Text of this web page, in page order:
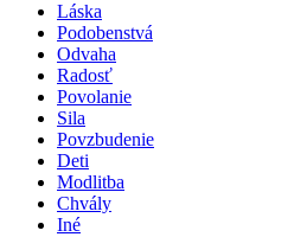
Láska
Podobenstvá
Odvaha
Radosť
Povolanie
Sila
Povzbudenie
Deti
Modlitba
Chvály
Iné